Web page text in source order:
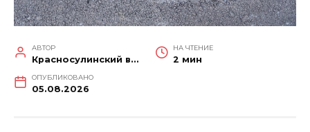
АВТОР
Красносулинский вестник
НА ЧТЕНИЕ
2 мин
ОПУБЛИКОВАНО
05.08.2026